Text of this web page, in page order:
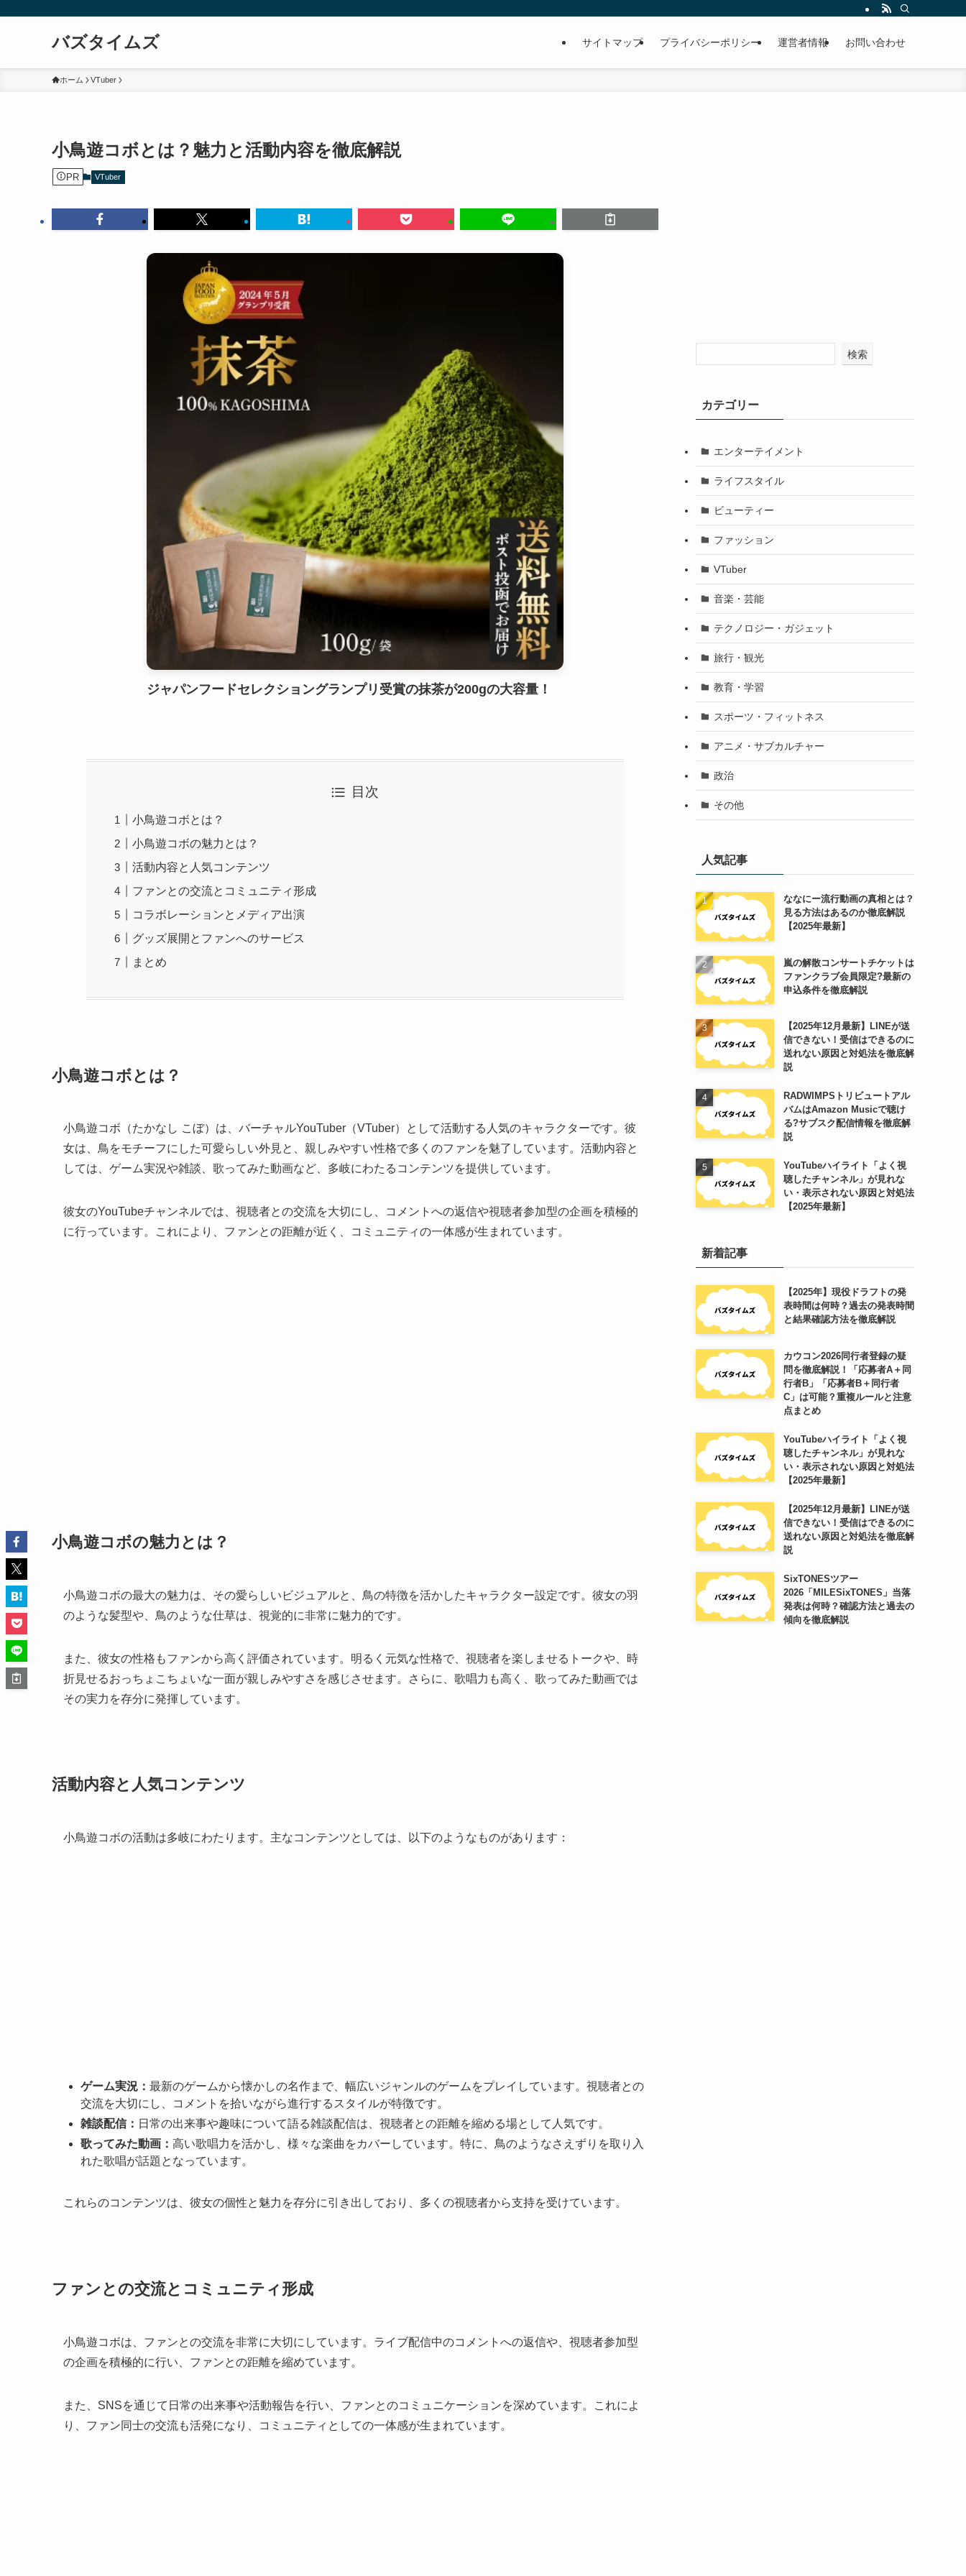
バズタイムズ サイトマップ プライバシーポリシー 運営者情報 お問い合わせ
ホーム VTuber
小鳥遊コボとは？魅力と活動内容を徹底解説
PR VTuber
ジャパンフードセレクショングランプリ受賞の抹茶が200gの大容量！
目次
小鳥遊コボとは？
小鳥遊コボの魅力とは？
活動内容と人気コンテンツ
ファンとの交流とコミュニティ形成
コラボレーションとメディア出演
グッズ展開とファンへのサービス
まとめ
小鳥遊コボとは？
小鳥遊コボ（たかなし こぼ）は、バーチャルYouTuber（VTuber）として活動する人気のキャラクターです。彼
女は、鳥をモチーフにした可愛らしい外見と、親しみやすい性格で多くのファンを魅了しています。活動内容と
しては、ゲーム実況や雑談、歌ってみた動画など、多岐にわたるコンテンツを提供しています。
彼女のYouTubeチャンネルでは、視聴者との交流を大切にし、コメントへの返信や視聴者参加型の企画を積極的
に行っています。これにより、ファンとの距離が近く、コミュニティの一体感が生まれています。
小鳥遊コボの魅力とは？
小鳥遊コボの最大の魅力は、その愛らしいビジュアルと、鳥の特徴を活かしたキャラクター設定です。彼女の羽
のような髪型や、鳥のような仕草は、視覚的に非常に魅力的です。
また、彼女の性格もファンから高く評価されています。明るく元気な性格で、視聴者を楽しませるトークや、時
折見せるおっちょこちょいな一面が親しみやすさを感じさせます。さらに、歌唱力も高く、歌ってみた動画では
その実力を存分に発揮しています。
活動内容と人気コンテンツ
小鳥遊コボの活動は多岐にわたります。主なコンテンツとしては、以下のようなものがあります：
ゲーム実況： 最新のゲームから懐かしの名作まで、幅広いジャンルのゲームをプレイしています。視聴者との
交流を大切にし、コメントを拾いながら進行するスタイルが特徴です。
雑談配信： 日常の出来事や趣味について語る雑談配信は、視聴者との距離を縮める場として人気です。
歌ってみた動画： 高い歌唱力を活かし、様々な楽曲をカバーしています。特に、鳥のようなさえずりを取り入
れた歌唱が話題となっています。
これらのコンテンツは、彼女の個性と魅力を存分に引き出しており、多くの視聴者から支持を受けています。
ファンとの交流とコミュニティ形成
小鳥遊コボは、ファンとの交流を非常に大切にしています。ライブ配信中のコメントへの返信や、視聴者参加型
の企画を積極的に行い、ファンとの距離を縮めています。
また、SNSを通じて日常の出来事や活動報告を行い、ファンとのコミュニケーションを深めています。これによ
り、ファン同士の交流も活発になり、コミュニティとしての一体感が生まれています。
検索
カテゴリー
エンターテイメント
ライフスタイル
ビューティー
ファッション
VTuber
音楽・芸能
テクノロジー・ガジェット
旅行・観光
教育・学習
スポーツ・フィットネス
アニメ・サブカルチャー
政治
その他
人気記事
ななにー流行動画の真相とは？
見る方法はあるのか徹底解説
【2025年最新】
嵐の解散コンサートチケットは
ファンクラブ会員限定?最新の
申込条件を徹底解説
【2025年12月最新】LINEが送
信できない！受信はできるのに
送れない原因と対処法を徹底解
説
RADWIMPSトリビュートアル
バムはAmazon Musicで聴け
る?サブスク配信情報を徹底解
説
YouTubeハイライト「よく視
聴したチャンネル」が見れな
い・表示されない原因と対処法
【2025年最新】
新着記事
【2025年】現役ドラフトの発
表時間は何時？過去の発表時間
と結果確認方法を徹底解説
カウコン2026同行者登録の疑
問を徹底解説！「応募者A＋同
行者B」「応募者B＋同行者
C」は可能？重複ルールと注意
点まとめ
YouTubeハイライト「よく視
聴したチャンネル」が見れな
い・表示されない原因と対処法
【2025年最新】
【2025年12月最新】LINEが送
信できない！受信はできるのに
送れない原因と対処法を徹底解
説
SixTONESツアー
2026「MILESixTONES」当落
発表は何時？確認方法と過去の
傾向を徹底解説